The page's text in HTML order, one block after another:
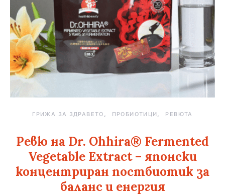
ГРИЖА ЗА ЗДРАВЕТО ПРОБИОТИЦИ РЕВЮТА
Ревю на Dr. Ohhira® Fermented
Vegetable Extract – японски
концентриран постбиотик за
баланс и енергия